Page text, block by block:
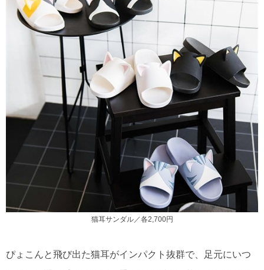
猫耳サンダル／各2,700円
ぴょこんと飛び出た猫耳がインパクト抜群で、足元にいつ